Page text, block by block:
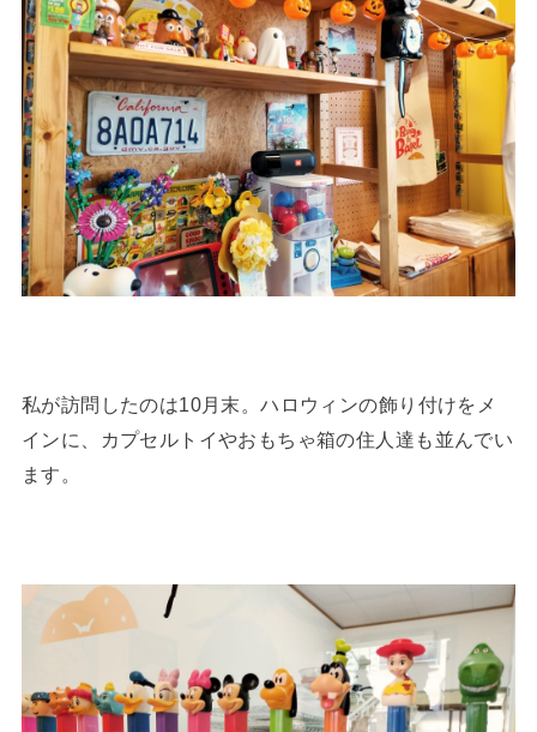
私が訪問したのは10月末。ハロウィンの飾り付けをメ
インに、カプセルトイやおもちゃ箱の住人達も並んでい
ます。